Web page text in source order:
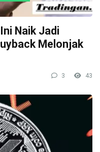
Naik Jadi
Melonjak
3 43